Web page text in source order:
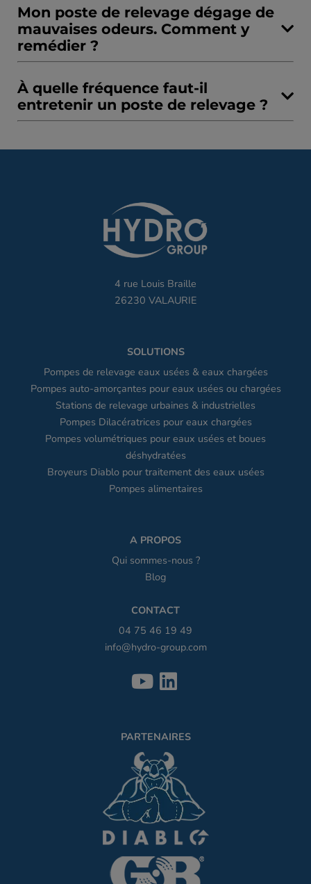
Mon poste de relevage dégage de
mauvaises odeurs. Comment y
remédier ?
À quelle fréquence faut-il
entretenir un poste de relevage ?
4 rue Louis Braille
26230 VALAURIE
SOLUTIONS
Pompes de relevage eaux usées & eaux chargées
Pompes auto-amorçantes pour eaux usées ou chargées
Stations de relevage urbaines & industrielles
Pompes Dilacératrices pour eaux chargées
Pompes volumétriques pour eaux usées et boues
déshydratées
Broyeurs Diablo pour traitement des eaux usées
Pompes alimentaires
A PROPOS
Qui sommes-nous ?
Blog
CONTACT
04 75 46 19 49
info@hydro-group.com
PARTENAIRES